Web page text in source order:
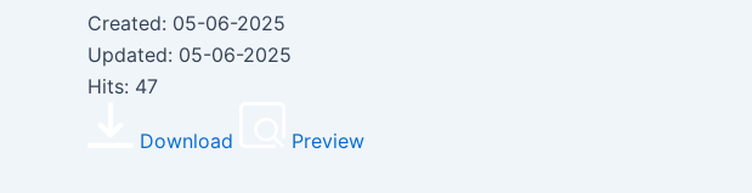
Created: 05-06-2025
Updated: 05-06-2025
Hits: 47
Download Preview